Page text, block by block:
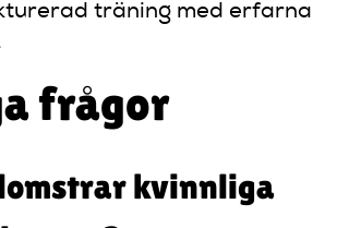
träning med erfarna
frågor
kvinnliga